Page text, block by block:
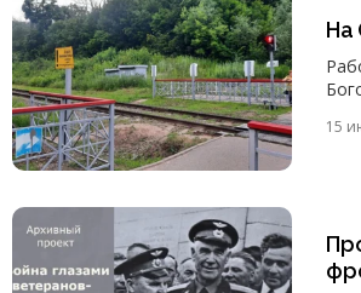
На
15